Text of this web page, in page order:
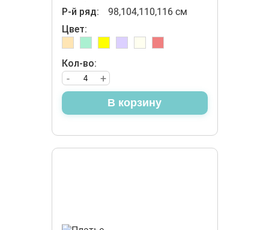
Р-й ряд:
98,104,110,116 см
Цвет:
Кол-во:
+
-
В корзину